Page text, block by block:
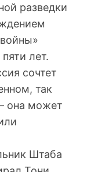
разведки
лет.
сочтет
так
она может
Штаба